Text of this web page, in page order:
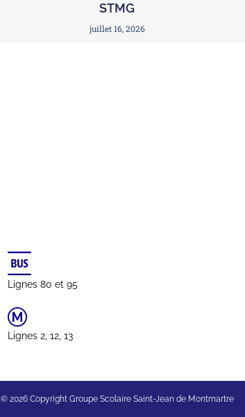
STMG
juillet 16, 2026
Lignes 80 et 95
Lignes 2, 12, 13
© 2026 Copyright Groupe Scolaire Saint-Jean de Montmartre